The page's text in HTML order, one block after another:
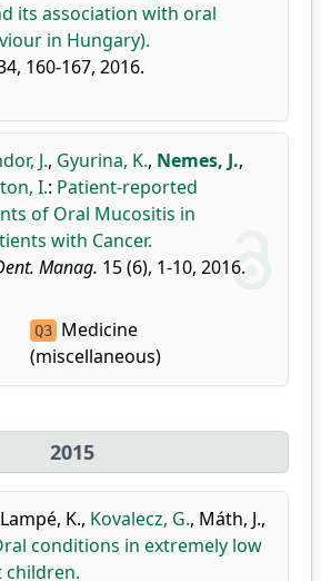
its association with oral
in Hungary).
160-167, 2016.
J., Gyurina, K., Nemes, J.,
I.: Patient-reported
of Oral Mucositis in
with Cancer.
Manag. 15 (6), 1-10, 2016.
Q3 Medicine
(miscellaneous)
2015
Lampé, K., Kovalecz, G., Máth, J.,
conditions in extremely low